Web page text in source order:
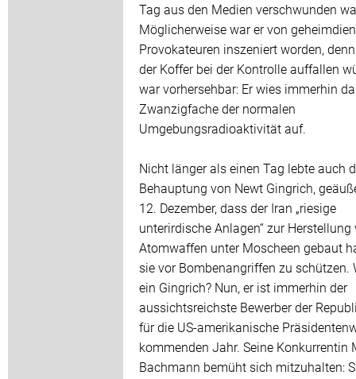
Tag aus den Medien verschwunden
Möglicherweise war er von
Provokateuren inszeniert worden,
der Koffer bei der Kontrolle auffallen
war vorhersehbar: Er wies immerhin
Zwanzigfache der normalen
Umgebungsradioaktivität auf.
Nicht länger als einen Tag lebte auch
Behauptung von Newt Gingrich,
12. Dezember, dass der Iran „riesige
unterirdische Anlagen“ zur Herstellung
Atomwaffen unter Moscheen gebaut
sie vor Bombenangriffen zu schützen.
ein Gingrich? Nun, er ist immerhin der
aussichtsreichste Bewerber der
für die US-amerikanische
kommenden Jahr. Seine Konkurrentin
Bachmann bemüht sich mitzuhalten: